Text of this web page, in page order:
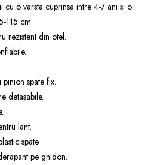
cu o varsta cuprinsa intre 4-7 ani si o
115 cm.
rezistent din otel.
spate fix.
detasabile.
lant.
spate.
pe ghidon.